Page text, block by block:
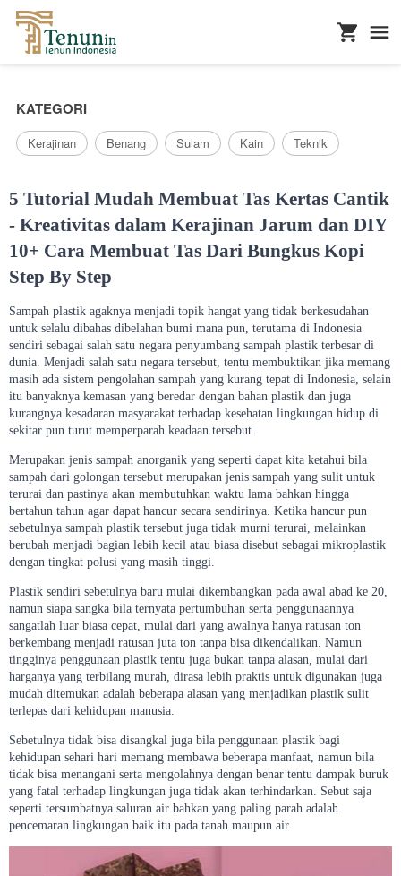
KATEGORI
Kerajinan Benang Sulam Kain Teknik
5 Tutorial Mudah Membuat Tas Kertas Cantik
- Kreativitas dalam Kerajinan Jarum dan DIY
10+ Cara Membuat Tas Dari Bungkus Kopi
Step By Step
Sampah plastik agaknya menjadi topik hangat yang tidak berkesudahan
untuk selalu dibahas dibelahan bumi mana pun, terutama di Indonesia
sendiri sebagai salah satu negara penyumbang sampah plastik terbesar di
dunia. Menjadi salah satu negara tersebut, tentu membuktikan jika memang
masih ada sistem pengolahan sampah yang kurang tepat di Indonesia, selain
itu banyaknya kemasan yang beredar dengan bahan plastik dan juga
kurangnya kesadaran masyarakat terhadap kesehatan lingkungan hidup di
sekitar pun turut memperparah keadaan tersebut.
Merupakan jenis sampah anorganik yang seperti dapat kita ketahui bila
sampah dari golongan tersebut merupakan jenis sampah yang sulit untuk
terurai dan pastinya akan membutuhkan waktu lama bahkan hingga
bertahun tahun agar dapat hancur secara sendirinya. Ketika hancur pun
sebetulnya sampah plastik tersebut juga tidak murni terurai, melainkan
berubah menjadi bagian lebih kecil atau biasa disebut sebagai mikroplastik
dengan tingkat polusi yang masih tinggi.
Plastik sendiri sebetulnya baru mulai dikembangkan pada awal abad ke 20,
namun siapa sangka bila ternyata pertumbuhan serta penggunaannya
sangatlah luar biasa cepat, mulai dari yang awalnya hanya ratusan ton
berkembang menjadi ratusan juta ton tanpa bisa dikendalikan. Namun
tingginya penggunaan plastik tentu juga bukan tanpa alasan, mulai dari
harganya yang terbilang murah, dirasa lebih praktis untuk digunakan juga
mudah ditemukan adalah beberapa alasan yang menjadikan plastik sulit
terlepas dari kehidupan manusia.
Sebetulnya tidak bisa disangkal juga bila penggunaan plastik bagi
kehidupan sehari hari memang membawa beberapa manfaat, namun bila
tidak bisa menangani serta mengolahnya dengan benar tentu dampak buruk
yang fatal terhadap lingkungan juga tidak akan terhindarkan. Sebut saja
seperti tersumbatnya saluran air bahkan yang paling parah adalah
pencemaran lingkungan baik itu pada tanah maupun air.